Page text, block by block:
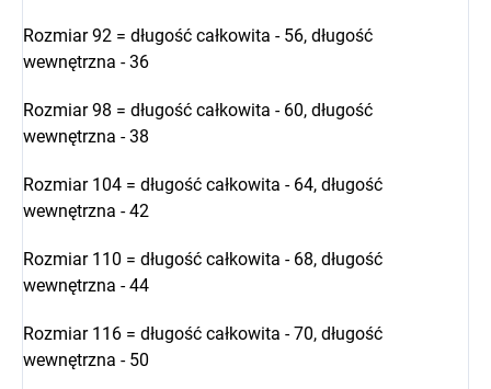
Rozmiar 92 = długość całkowita - 56, długość
wewnętrzna - 36
Rozmiar 98 = długość całkowita - 60, długość
wewnętrzna - 38
Rozmiar 104 = długość całkowita - 64, długość
wewnętrzna - 42
Rozmiar 110 = długość całkowita - 68, długość
wewnętrzna - 44
Rozmiar 116 = długość całkowita - 70, długość
wewnętrzna - 50